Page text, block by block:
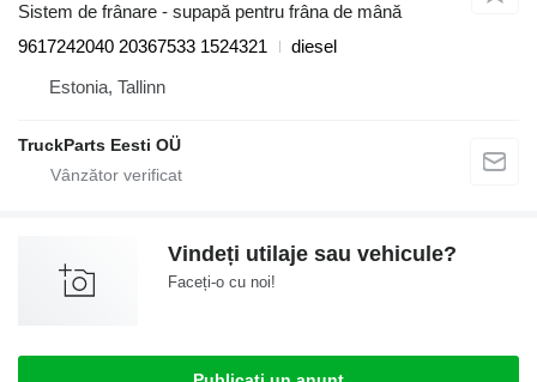
Sistem de frânare - supapă pentru frâna de mână
9617242040 20367533 1524321
diesel
Estonia, Tallinn
TruckParts Eesti OÜ
Vindeți utilaje sau vehicule?
Faceți-o cu noi!